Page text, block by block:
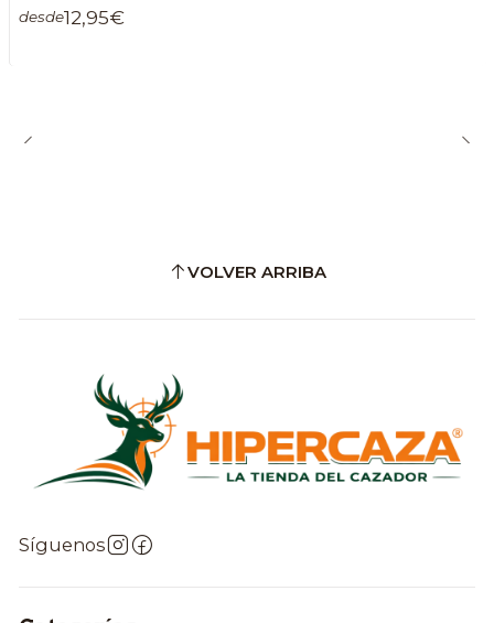
desde12,95€
VOLVER ARRIBA
Síguenos